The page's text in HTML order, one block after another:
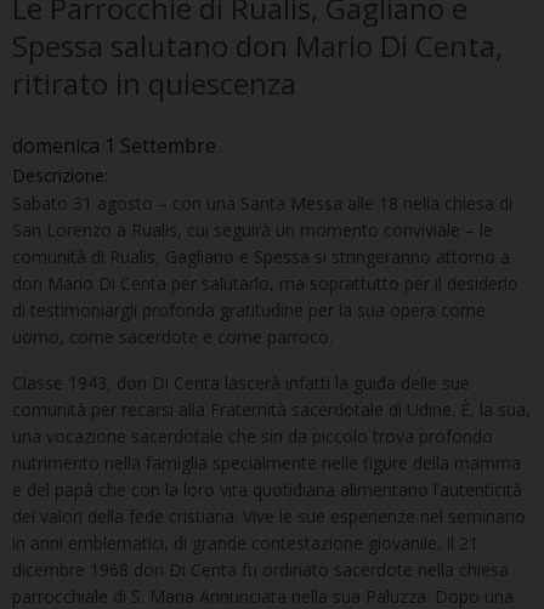
Spessa salutano don Mario Di Centa,
ritirato in quiescenza
domenica 1 Settembre
Descrizione:
Sabato 31 agosto – con una Santa Messa alle 18 nella chiesa di
San Lorenzo a Rualis, cui seguirà un momento conviviale – le
comunità di Rualis, Gagliano e Spessa si stringeranno attorno a
don Mario Di Centa per salutarlo, ma soprattutto per il desiderio
di testimoniargli profonda gratitudine per la sua opera come
uomo, come sacerdote e come parroco.
Classe 1943, don Di Centa lascerà infatti la guida delle sue
comunità per recarsi alla Fraternità sacerdotale di Udine. È, la sua,
una vocazione sacerdotale che sin da piccolo trova profondo
nutrimento nella famiglia specialmente nelle figure della mamma
e del papà che con la loro vita quotidiana alimentano l’autenticità
dei valori della fede cristiana. Vive le sue esperienze nel seminario
in anni emblematici, di grande contestazione giovanile. Il 21
dicembre 1968 don Di Centa fu ordinato sacerdote nella chiesa
parrocchiale di S. Maria Annunciata nella sua Paluzza. Dopo una